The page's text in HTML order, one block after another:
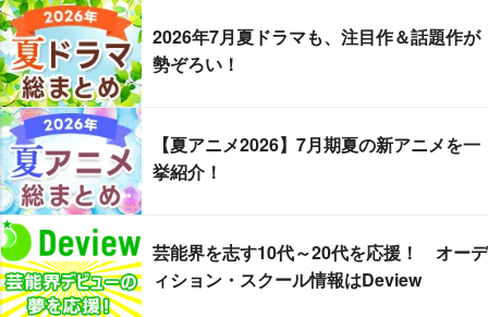
2026年7月夏ドラマも、注目作＆話題作が
勢ぞろい！
【夏アニメ2026】7月期夏の新アニメを一
挙紹介！
芸能界を志す10代～20代を応援！ オーデ
ィション・スクール情報はDeview